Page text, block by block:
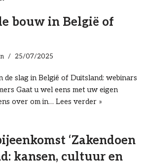
bouw in België of
25/07/2025
de slag in België of Duitsland: webinars
Gaat u wel eens met uw eigen
over om in… Lees verder »
‘Zakendoen
kansen, cultuur en